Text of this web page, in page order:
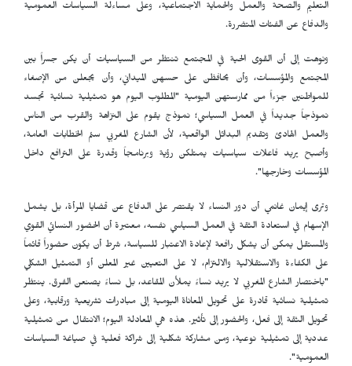
التعليم والصحة والعمل والحماية الاجتماعية، وعلى مساءلة السياسات العمومية
والدفاع عن الفئات المتضررة.
ونوهت إلى أن القوى الحية في المجتمع تنتظر من السياسيات أن يكن جسراً بين
المجتمع والمؤسسات، وأن يحافظن على حسهن الميداني، وأن يجعلن من الإصغاء
للمواطنين جزءاً من ممارستهن اليومية "المطلوب اليوم هو تمثيلية نسائية تجسد
نموذجاً جديداً في العمل السياسي؛ نموذج يقوم على النزاهة والقرب من الناس
والعمل الهادئ وتقديم البدائل الواقعية، لأن الشارع المغربي سئم الخطابات العامة،
وأصبح يريد فاعلات سياسيات يمتلكن رؤية وبرنامجاً وقدرة على الترافع داخل
المؤسسات وخارجها".
وترى إيمان غانمي أن دور النساء لا يقتصر على الدفاع عن قضايا المرأة، بل يشمل
الإسهام في استعادة الثقة في العمل السياسي نفسه، معتبرة أن الحضور النسائي القوي
والمستقل يمكن أن يشكل رافعة لإعادة الاعتبار للسياسة، شرط أن يكون حضوراً قائماً
على الكفاءة والاستقلالية والالتزام، لا على التعيين غير المعلن أو التمثيل الشكلي
"باختصار الشارع المغربي لا يريد نساءً يملأن المقاعد، بل نساءً يصنعن الفرق. ينتظر
تمثيلية نسائية قادرة على تحويل المعاناة اليومية إلى مبادرات تشريعية ورقابية، وعلى
تحويل الثقة إلى فعل، والحضور إلى تأثير. هذه هي المعادلة اليوم؛ الانتقال من تمثيلية
عددية إلى تمثيلية نوعية، ومن مشاركة شكلية إلى شراكة فعلية في صياغة السياسات
العمومية".